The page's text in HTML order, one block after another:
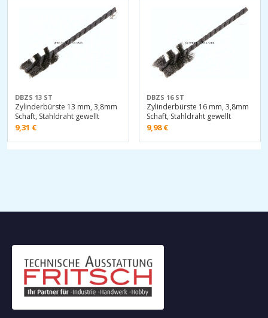
DBZS 13 ST
Zylinderbürste 13 mm, 3,8mm
Schaft, Stahldraht gewellt
9,31 €
DBZS 16 ST
Zylinderbürste 16 mm, 3,8mm
Schaft, Stahldraht gewellt
9,98€